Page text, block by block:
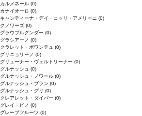
カルメネール (0)
カナイオーロ (0)
キャンティーナ・デイ・コッリ・アメリーニ (0)
クノワーズ (0)
グラウブルグンダー (0)
グラシアーノ (0)
クラレット・ボワンテュ (0)
グリニョリーノ (0)
グリューナー・ヴェルトリーナー (0)
グルナッシュ (0)
グルナッシュ・ノワール (0)
グルナッシュ・ブラン (0)
グルナッシュ・グリ (0)
クレアレット・ダイバー (0)
グレイ・ピノ (0)
グレープフルーツ (0)